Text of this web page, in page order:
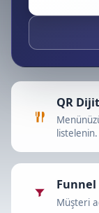
QR
listelenin.
Funnel
Müşteri